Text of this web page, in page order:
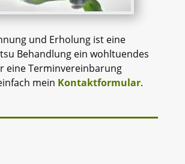
und Erholung ist eine
Behandlung ein wohltuendes
eine Terminvereinbarung
mein Kontaktformular.